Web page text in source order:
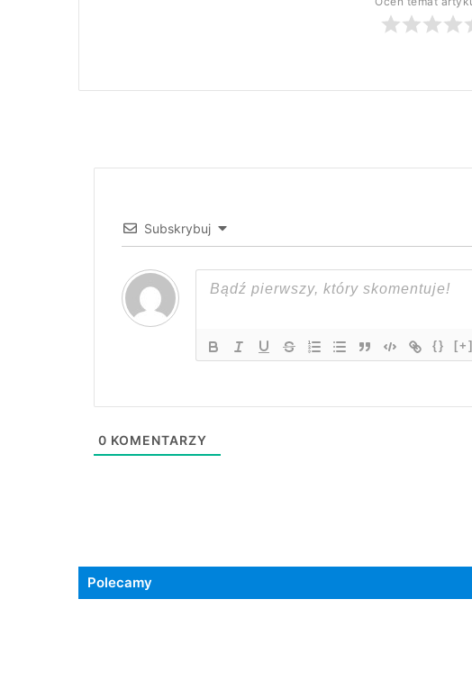
Subskrybuj
{} [+]
0 KOMENTARZY
Polecamy